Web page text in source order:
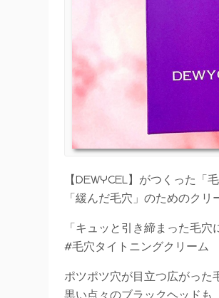
【DEWYCEL】がつくった「
「緩んだ毛穴」のためのクリ
「キュッと引き締まった毛穴
#毛穴タイトニングクリーム
ポツポツ穴が目立つ広がった
黒い点々のブラックヘッドも